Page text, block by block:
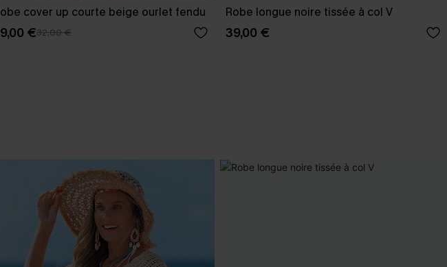
cover up courte beige ourlet fendu
€32,00 €
Robe longue noire tissée à col V
39,00 €